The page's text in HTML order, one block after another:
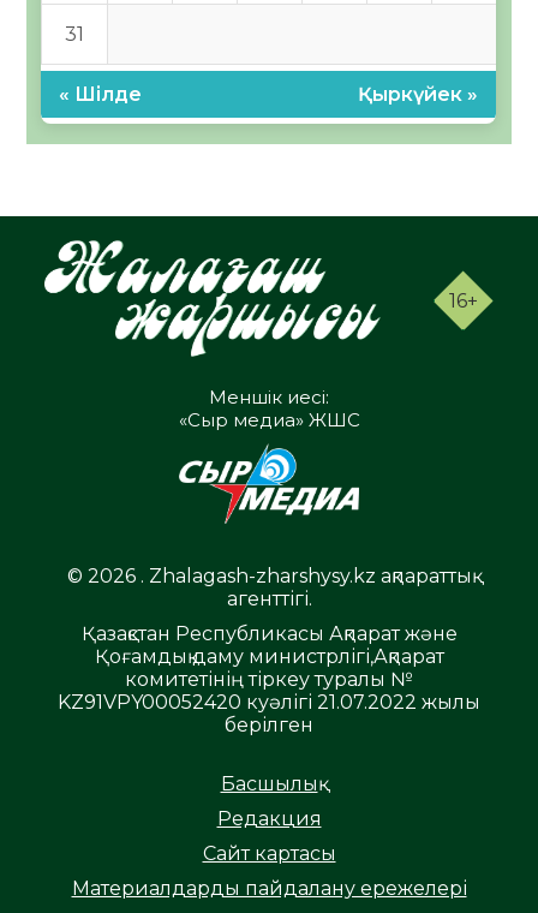
31
« Шілде Қыркүйек »
16+
Меншік иесі:
«Сыр медиа» ЖШС
© 2026 . Zhalagash-zharshysy.kz ақпараттық
агенттігі.
Қазақстан Республикасы Ақпарат және
Қоғамдық даму министрлігі,Ақпарат
комитетінің тіркеу туралы №
KZ91VPY00052420 куәлігі 21.07.2022 жылы
берілген
Басшылық
Редакция
Сайт картасы
Материалдарды пайдалану ережелері